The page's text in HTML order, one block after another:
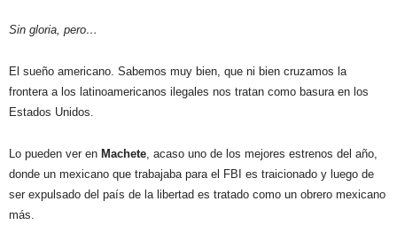
Sin gloria, pero…
El sueño americano. Sabemos muy bien, que ni bien cruzamos la
frontera a los latinoamericanos ilegales nos tratan como basura en los
Estados Unidos.
Lo pueden ver en Machete , acaso uno de los mejores estrenos del año,
donde un mexicano que trabajaba para el FBI es traicionado y luego de
ser expulsado del país de la libertad es tratado como un obrero mexicano
más.